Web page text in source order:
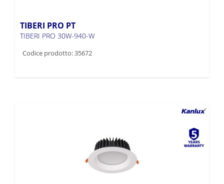
TIBERI PRO PT
TIBERI PRO 30W-940-W
Codice prodotto: 35672